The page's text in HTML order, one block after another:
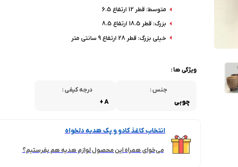
متوسط: قطر 12 ارتفاع 6.5
بزرگ: قطر 18.5 ارتفاع 8.5
خیلی بزرگ: قطر 28 ارتفاع 9 سانتی متر
ویژگی ها :
جنس :
چوبی
درجه کیفی :
A +
انتخاب کاغذ کادو و پک هدیه دلخواه
می‌خوای همراه این محصول لوازم هدیه هم بفرستیم؟